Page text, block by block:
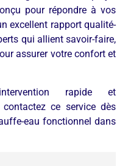
pour répondre à vos
excellent rapport qualité-
qui allient savoir-faire,
assurer votre confort et
rapide et
ce service dès
eau fonctionnel dans